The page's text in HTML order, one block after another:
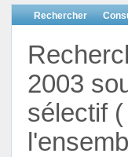
Rechercher
2003
sélectif